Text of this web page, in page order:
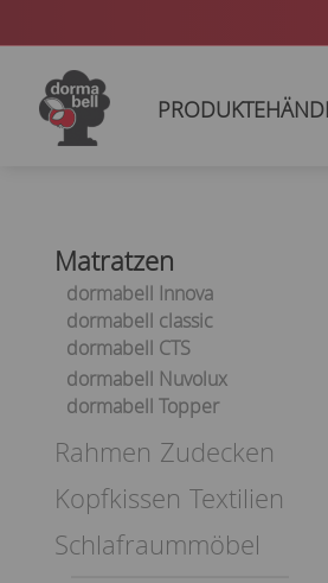
PRODUKTE
Matratzen
dormabell Innova
dormabell classic
dormabell CTS
dormabell Nuvolux
dormabell Topper
Rahmen Zudecken
Kopfkissen Textilien
Schlafraummöbel